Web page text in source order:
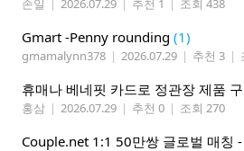
손일 | 2026.07.29 | 추천 1 | 조회 438
Gmart -Penny rounding (1)
gmamalynn378 | 2026.07.29 | 추천 3 |
휴매나 베네핏 카드로 정관장 제품
홍삼 | 2026.07.29 | 추천 0 | 조회 270